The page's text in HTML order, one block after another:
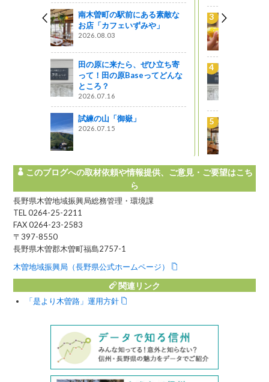
とれたて新鮮！ あま～い！ 開
田高原のとうもろこし
2025.08.15
田の原に来たら、ぜひ立ち寄
って！田の原Baseってどんな
ところ？
2026.07.16
南木曽町の駅前にある素敵な
お店「カフェいずみや」
このブログへの取材依頼や情報提供、ご意見・ご要望はこち
ら
長野県木曽地域振興局総務管理・環境課
TEL 0264-25-2211
FAX 0264-23-2583
〒397-8550
長野県木曽郡木曽町福島2757-1
木曽地域振興局（長野県公式ホームページ）
関連リンク
「是より木曽路」運用方針